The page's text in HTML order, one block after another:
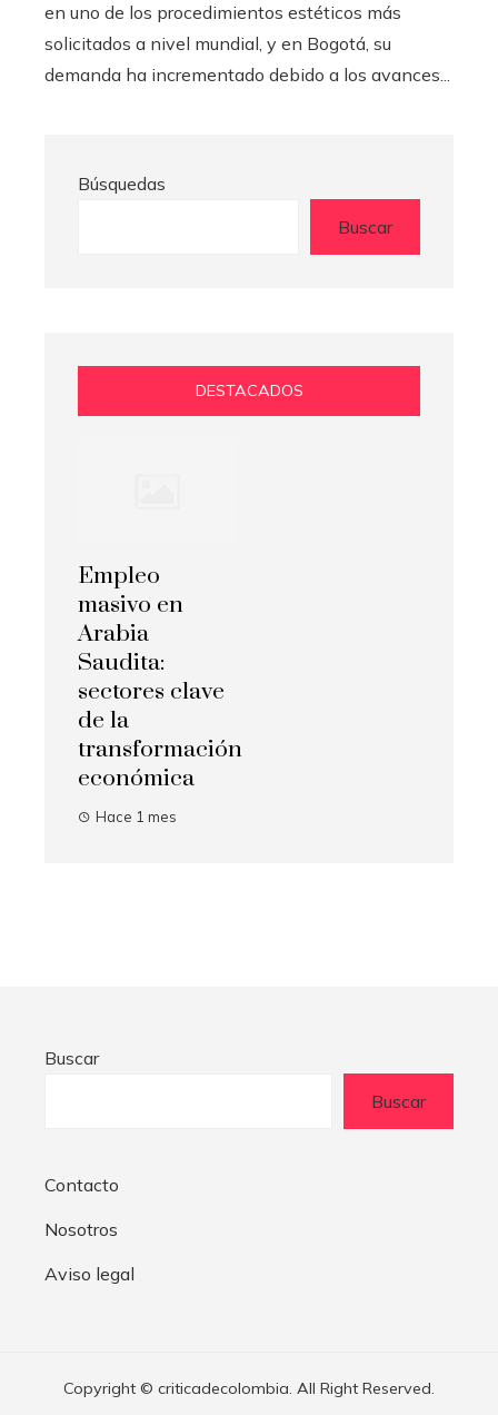
en uno de los procedimientos estéticos más
solicitados a nivel mundial, y en Bogotá, su
demanda ha incrementado debido a los avances...
Búsquedas
Buscar
DESTACADOS
Empleo
masivo en
Arabia
Saudita:
sectores clave
de la
transformación
económica
Hace 1 mes
Buscar
Buscar
Contacto
Nosotros
Aviso legal
Copyright © criticadecolombia. All Right Reserved.